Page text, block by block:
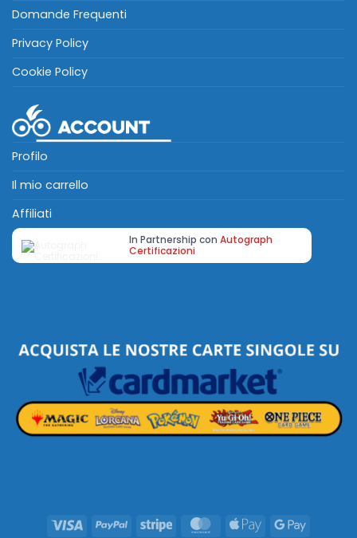
Domande Frequenti
Privacy Policy
Cookie Policy
Profilo
Il mio carrello
Affiliati
In Partnership con Autograph
Certificazioni
Visa PayPal Stripe MasterCard
Apple
Google